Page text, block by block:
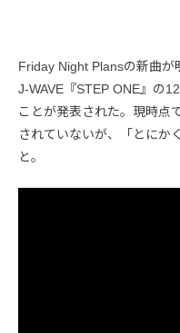
Friday Night Plansの新曲が
J-WAVE『STEP ONE』の
ことが発表された。現時点
されていないが、「とにか
と。